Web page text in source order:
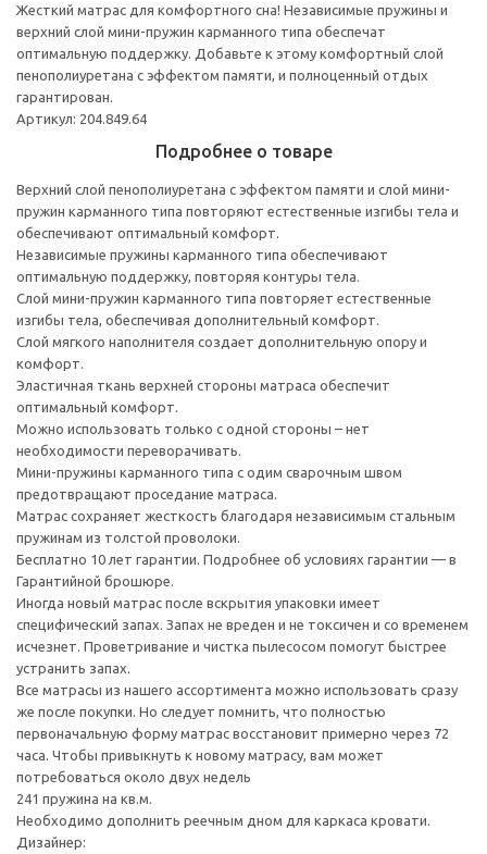
Жесткий матрас для комфортного сна! Независимые пружины и
верхний слой мини-пружин карманного типа обеспечат
оптимальную поддержку. Добавьте к этому комфортный слой
пенополиуретана с эффектом памяти, и полноценный отдых
гарантирован.
Артикул: 204.849.64
Подробнее о товаре
Верхний слой пенополиуретана с эффектом памяти и слой мини-
пружин карманного типа повторяют естественные изгибы тела и
обеспечивают оптимальный комфорт.
Независимые пружины карманного типа обеспечивают
оптимальную поддержку, повторяя контуры тела.
Слой мини-пружин карманного типа повторяет естественные
изгибы тела, обеспечивая дополнительный комфорт.
Слой мягкого наполнителя создает дополнительную опору и
комфорт.
Эластичная ткань верхней стороны матраса обеспечит
оптимальный комфорт.
Можно использовать только с одной стороны – нет
необходимости переворачивать.
Мини-пружины карманного типа c одим сварочным швом
предотвращают проседание матраса.
Матрас сохраняет жесткость благодаря независимым стальным
пружинам из толстой проволоки.
Бесплатно 10 лет гарантии. Подробнее об условиях гарантии — в
Гарантийной брошюре.
Иногда новый матрас после вскрытия упаковки имеет
специфический запах. Запах не вреден и не токсичен и со временем
исчезнет. Проветривание и чистка пылесосом помогут быстрее
устранить запах.
Все матрасы из нашего ассортимента можно использовать сразу
же после покупки. Но следует помнить, что полностью
первоначальную форму матрас восстановит примерно через 72
часа. Чтобы привыкнуть к новому матрасу, вам может
потребоваться около двух недель
241 пружина на кв.м.
Необходимо дополнить реечным дном для каркаса кровати.
Дизайнер: